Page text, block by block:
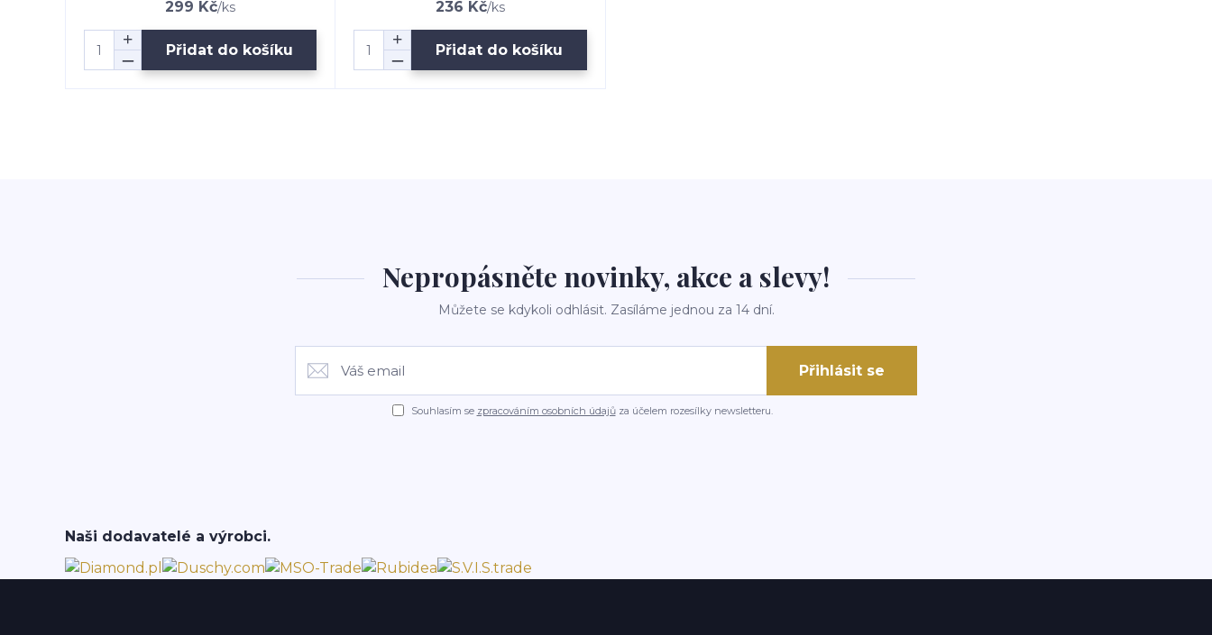
299 Kč/ks
Přidat do košíku
236 Kč/ks
Přidat do košíku
Nepropásněte novinky, akce a slevy!
Můžete se kdykoli odhlásit. Zasíláme jednou za 14 dní.
Přihlásit se
Souhlasím se zpracováním osobních údajůza účelem rozesílky newsletteru.
Naši dodavatelé a výrobci.